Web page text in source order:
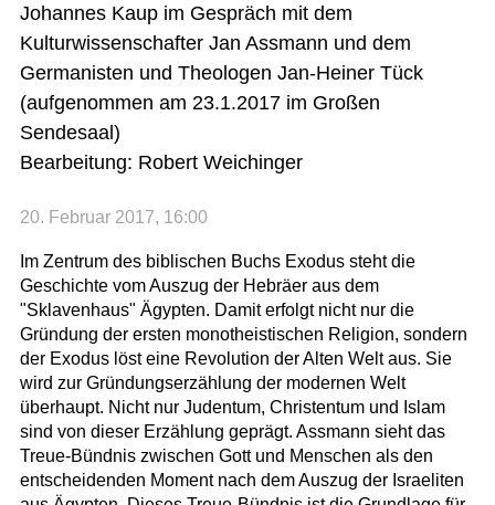
Johannes Kaup im Gespräch mit dem
Kulturwissenschafter Jan Assmann und dem
Germanisten und Theologen Jan-Heiner Tück
(aufgenommen am 23.1.2017 im Großen
Sendesaal)
Bearbeitung: Robert Weichinger
20. Februar 2017, 16:00
Im Zentrum des biblischen Buchs Exodus steht die
Geschichte vom Auszug der Hebräer aus dem
"Sklavenhaus" Ägypten. Damit erfolgt nicht nur die
Gründung der ersten monotheistischen Religion, sondern
der Exodus löst eine Revolution der Alten Welt aus. Sie
wird zur Gründungserzählung der modernen Welt
überhaupt. Nicht nur Judentum, Christentum und Islam
sind von dieser Erzählung geprägt. Assmann sieht das
Treue-Bündnis zwischen Gott und Menschen als den
entscheidenden Moment nach dem Auszug der Israeliten